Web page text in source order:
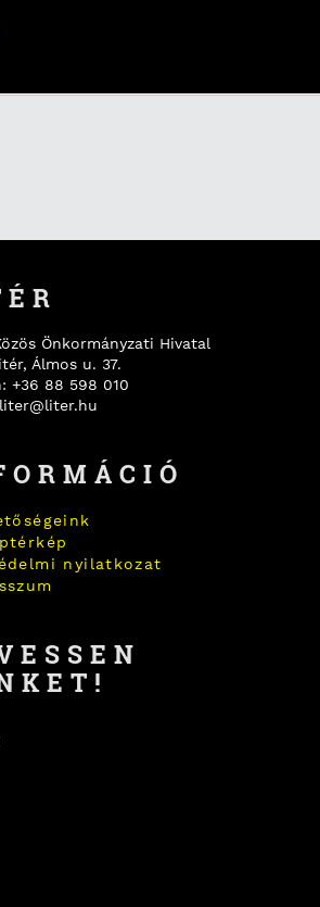
Önkormányzati Hivatal
, Álmos u. 37.
+36 88 598 010
liter@liter.hu
nyilatkozat